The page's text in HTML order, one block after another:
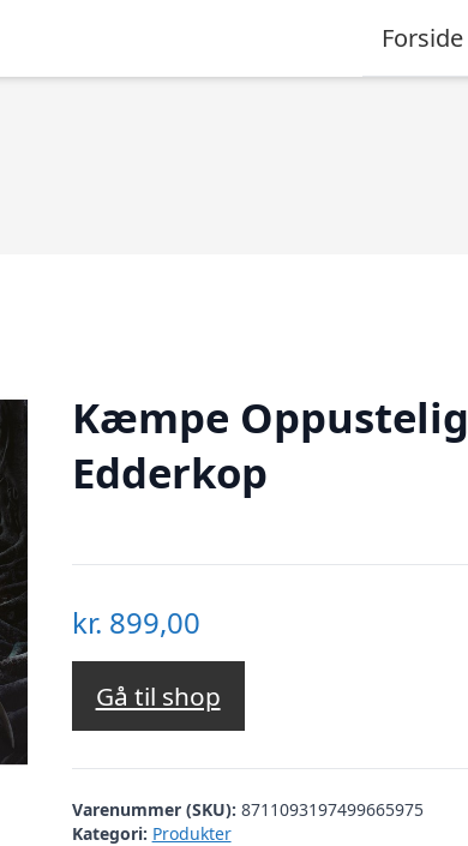
Forside
Kæmpe Oppustelig
Edderkop
kr. 899,00
Gå til shop
Varenummer (SKU): 8711093197499665975
Kategori: Produkter